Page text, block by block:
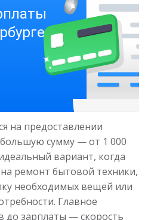
50 000
до 21 дня
на предоставлении
сумму — от 1 000
вариант, когда
ремонт бытовой техники,
необходимых вещей или
Главное
до зарплаты — скорость